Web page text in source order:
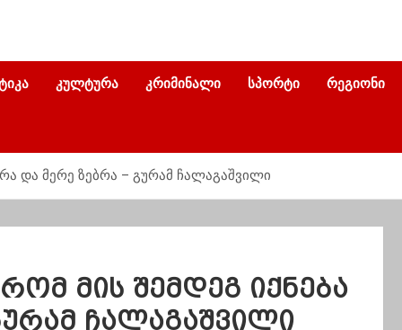
ᲙᲣᲚᲢᲣᲠᲐ ᲙᲠᲘᲛᲘᲜᲐᲚᲘ ᲡᲞᲝᲠᲢᲘ ᲠᲔᲒᲘᲝᲜᲘ
და მერე ზებრა – გურამ ჩალაგაშვილი
მის შემდეგ იქნება
ჩალაგაშვილი